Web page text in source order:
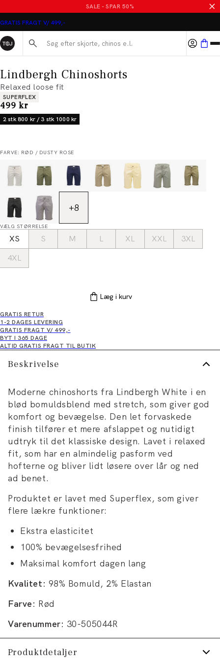
SALE - SPAR 50%
GRATIS FRAGT V/ 499,-
Søg her...
Lindbergh Chinoshorts
Relaxed loose fit
Produkt egenskaber
SUPERFLEX
I alt (inkl. rabat)
499 kr
2 stk 800 kr / 3 stk 1000 kr
FARVE: RØD / DUSTY ROSE
+8
VÆLG STØRRELSE
XS S M L XL XXL
3XL
4XL
Læg i kurv
GRATIS RETUR
1-2 DAGES LEVERING
GRATIS FRAGT V/ 499,-
BYT I 365 DAGE
ALTID GRATIS FRAGT TIL BUTIK
Beskrivelse
Moderne chinoshorts fra Lindbergh White i en
blød bomuldsblend med stretch, som giver god
komfort og bevægelse. Den let forvaskede
finish tilfører et mere afslappet og nutidigt
udtryk til det klassiske design. Lavet i relaxed
fit, som har en almindelig pasform ved
hofterne og bliver lidt løsere over lår og ned
ad benet.
Produktet er lavet med Superflex, som giver
flere lækre funktioner:
Ekstra elasticitet
100% bevægelsesfrihed
Maksimal komfort dagen lang
Kvalitet: 98% Bomuld, 2% Elastan
Farve: Rød
Varenummer: 30-505044R
Produktdetaljer